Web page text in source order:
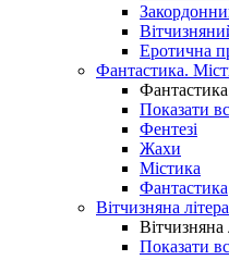
Еротична
Фантастика.
Показати
Фентезі
Жахи
Містика
Фантастика
Вітчизняна
Вітчизняна
Показати